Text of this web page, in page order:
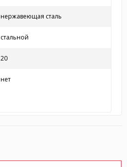
нержавеющая сталь
стальной
20
нет